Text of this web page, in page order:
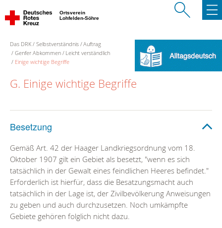
Ortsverein
Lohfelden-Söhre
Das DRK Selbstverständnis
Auftrag
Genfer Abkommen
Leicht verständlich
Einige wichtige Begriffe
G. Einige wichtige Begriffe
Besetzung
Gemäß Art. 42 der Haager Landkriegsordnung vom 18.
Oktober 1907 gilt ein Gebiet als besetzt, "wenn es sich
tatsächlich in der Gewalt eines feindlichen Heeres befindet."
Erforderlich ist hierfür, dass die Besatzungsmacht auch
tatsächlich in der Lage ist, der Zivilbevölkerung Anweisungen
zu geben und auch durchzusetzen. Noch umkämpfte
Gebiete gehören folglich nicht dazu.